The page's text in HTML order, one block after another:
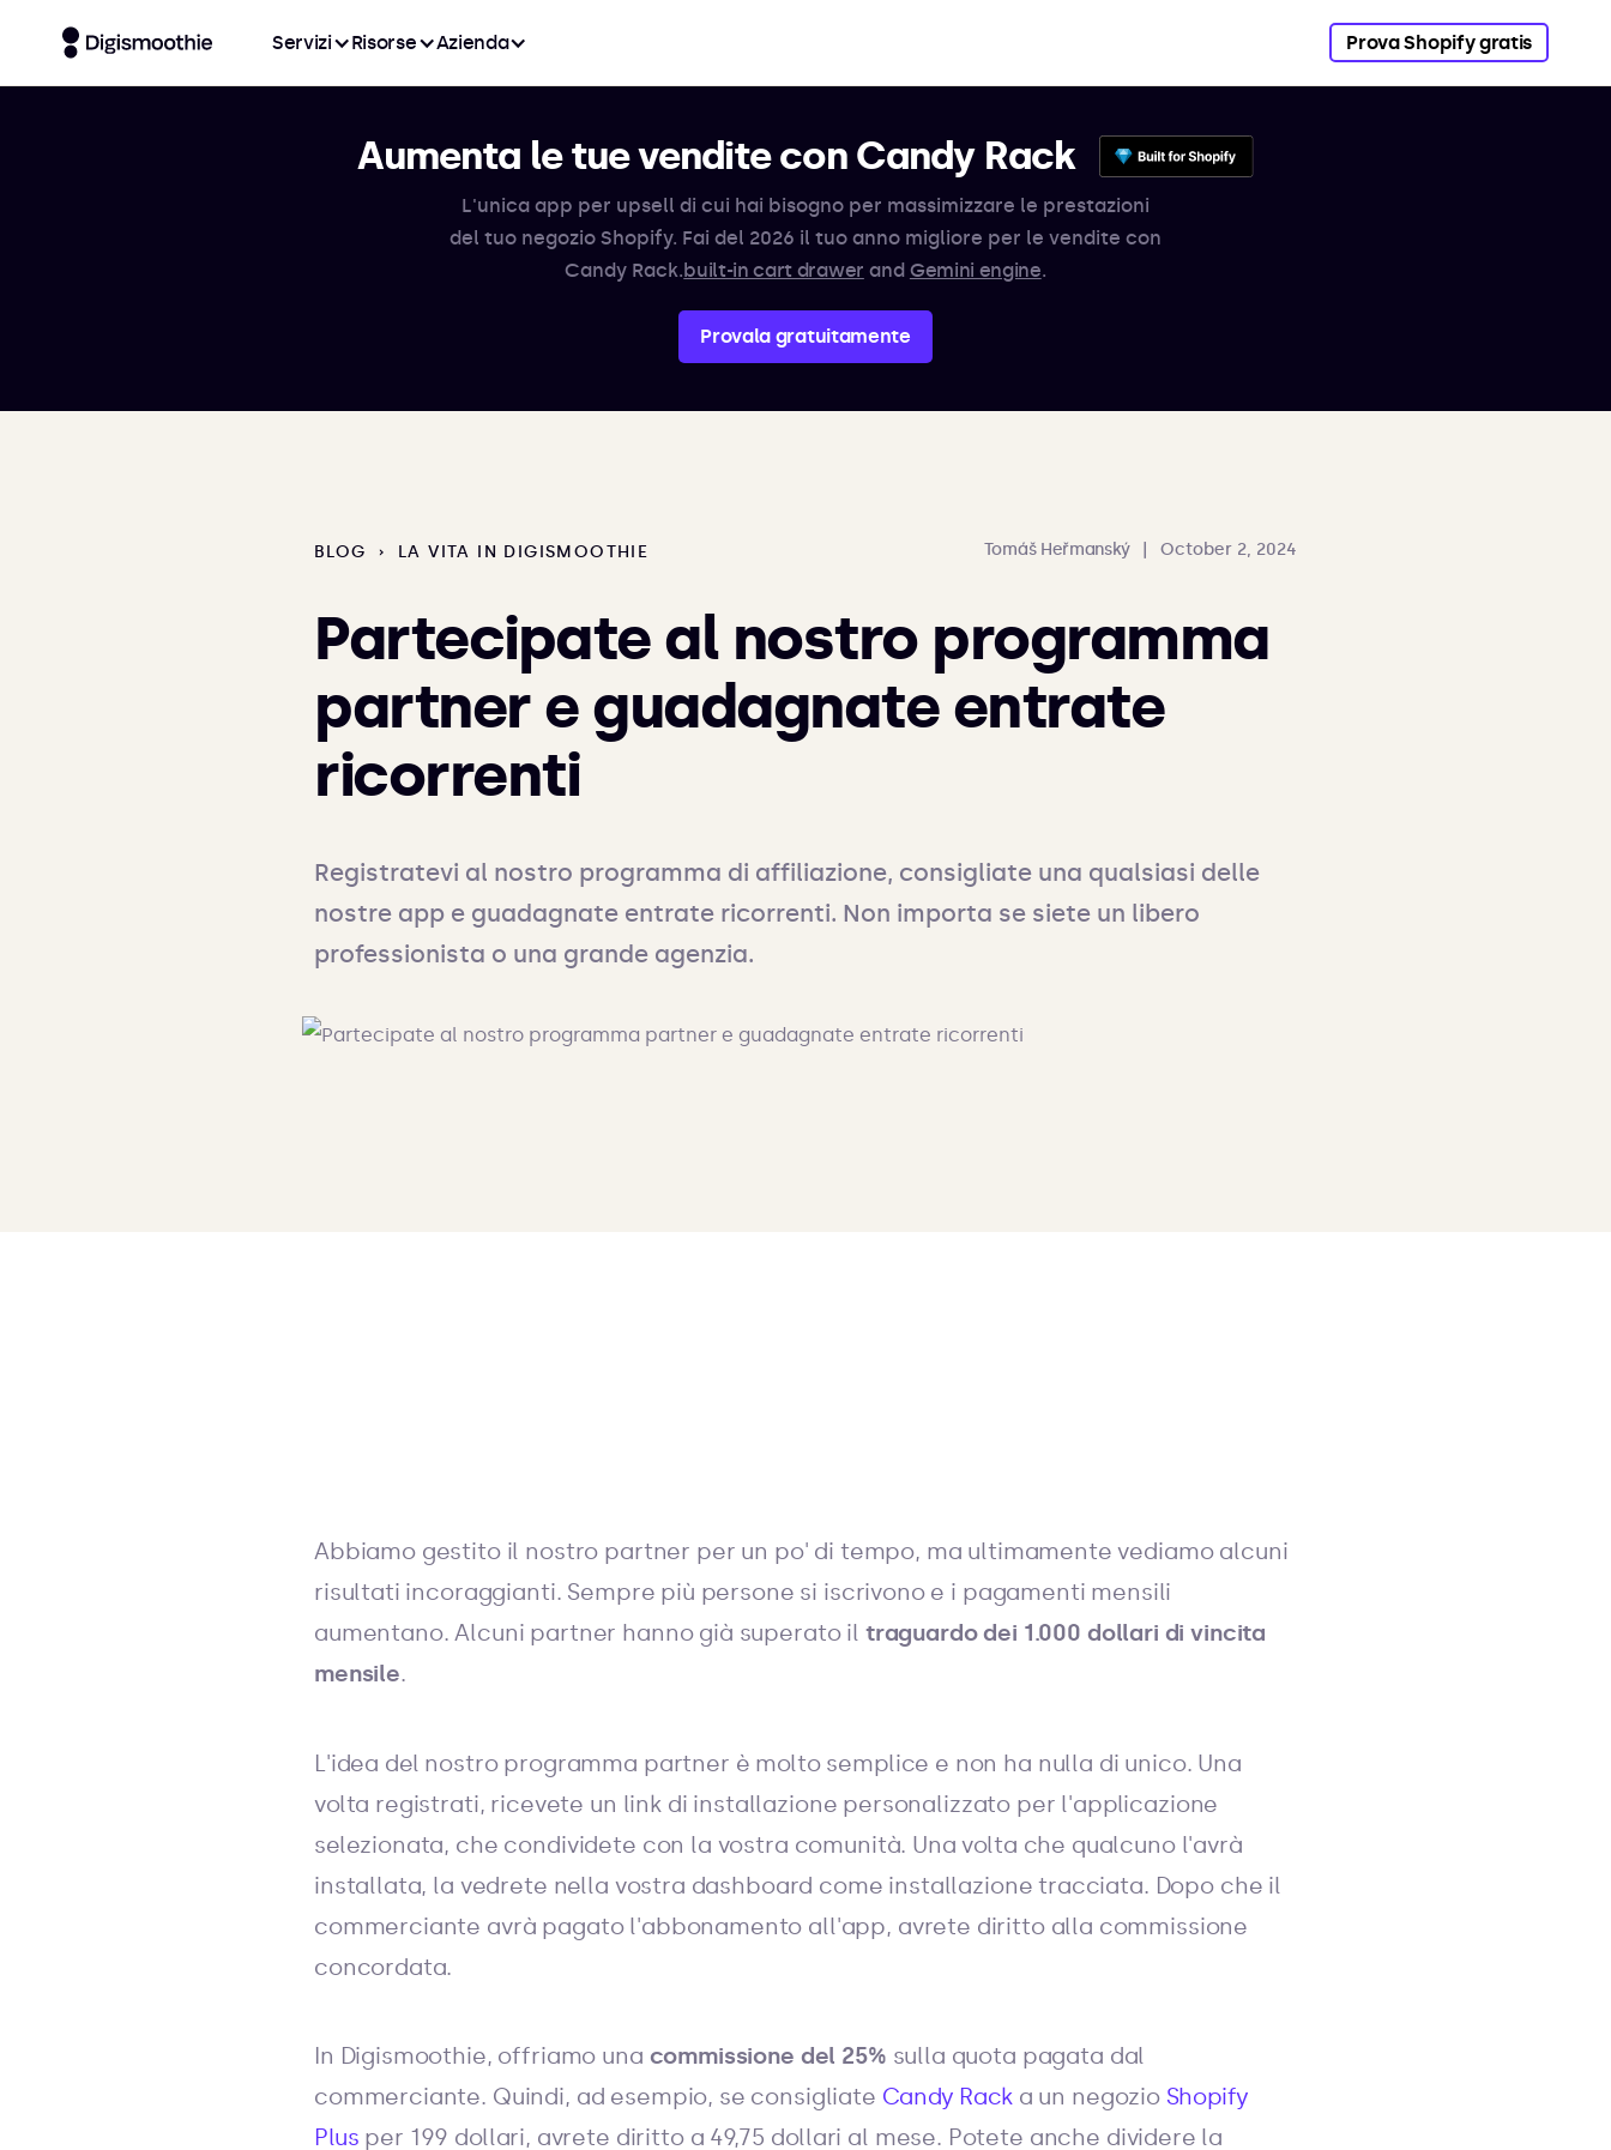
Servizi Risorse Azienda Prova Shopify gratis
Aumenta le tue vendite con Candy Rack
L'unica app per upsell di cui hai bisogno per massimizzare le prestazioni
del tuo negozio Shopify. Fai del 2026 il tuo anno migliore per le vendite con
Candy Rack.built-in cart drawer and Gemini engine.
Provala gratuitamente
BLOG › LA VITA IN DIGISMOOTHIE Tomáš Heřmanský October 2, 2024
Partecipate al nostro programma
partner e guadagnate entrate
ricorrenti
Registratevi al nostro programma di affiliazione, consigliate una qualsiasi delle
nostre app e guadagnate entrate ricorrenti. Non importa se siete un libero
professionista o una grande agenzia.
Abbiamo gestito il nostro partner per un po' di tempo, ma ultimamente vediamo alcuni
risultati incoraggianti. Sempre più persone si iscrivono e i pagamenti mensili
aumentano. Alcuni partner hanno già superato il traguardo dei 1.000 dollari di vincita
mensile.
L'idea del nostro programma partner è molto semplice e non ha nulla di unico. Una
volta registrati, ricevete un link di installazione personalizzato per l'applicazione
selezionata, che condividete con la vostra comunità. Una volta che qualcuno l'avrà
installata, la vedrete nella vostra dashboard come installazione tracciata. Dopo che il
commerciante avrà pagato l'abbonamento all'app, avrete diritto alla commissione
concordata.
In Digismoothie, offriamo una commissione del 25% sulla quota pagata dal
commerciante. Quindi, ad esempio, se consigliate Candy Racka un negozio Shopify
Plus per 199 dollari, avrete diritto a 49,75 dollari al mese. Potete anche dividere la